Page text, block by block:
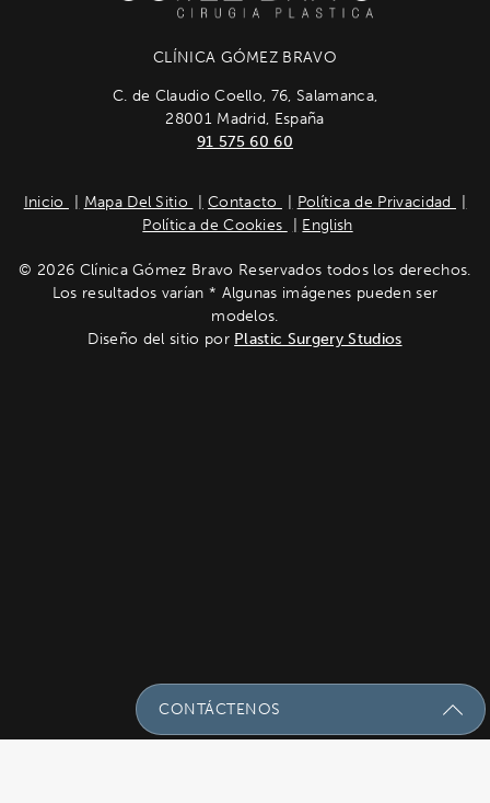
CLÍNICA GÓMEZ BRAVO
C. de Claudio Coello, 76, Salamanca,
28001 Madrid, España
91 575 60 60
Inicio Mapa Del Sitio Contacto
Política de Privacidad
Política de Cookies
English
© 2026 Clínica Gómez Bravo Reservados todos los derechos.
Los resultados varían * Algunas imágenes pueden ser
modelos.
Diseño del sitio por Plastic Surgery Studios
CONTÁCTENOS